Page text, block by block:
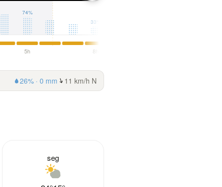
74%
33%
5h 8h
26% · 0 mm 11 km/h N
seg